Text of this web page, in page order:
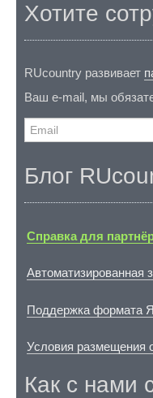
Хотите
RUcountry развивает
Ваш e-mail, мы
Блог
Справка для
Автоматизированная
Поддержка формата
Условия размещения
Как с нами